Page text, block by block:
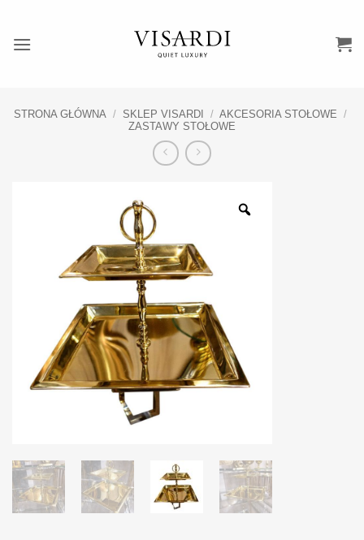
zawartości
STRONA GŁÓWNA / SKLEP VISARDI / AKCESORIA STOŁOWE
/
ZASTAWY STOŁOWE